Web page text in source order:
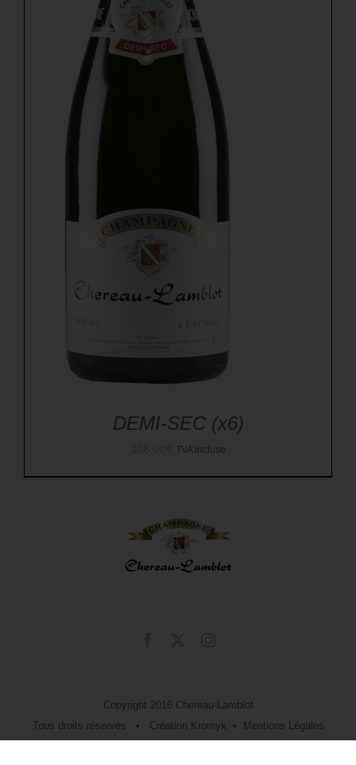
DEMI-SEC (x6)
108,00€ TVA incluse
Copyright 2016 Chereau-Lamblot
Tous droits réservés • Création Kromyk • Mentions Légales